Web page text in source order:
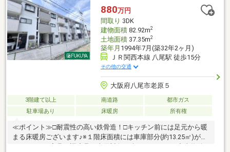
キホーテもあり、お買い物に最適♪衣料品店や子供用品店もあり、
飲食店が大きな通りにあります♪龍華図書館も徒歩７分で行けるの
で調べ物やお子様の絵本探しにいかがでしょうか☆
880万円
間取り 3DK
建物面積82.92m2
土地面積37.35m2
築年月 1994年7月(築32年2ヶ月)
ＪＲ関西本線 八尾駅 徒歩15分
その他の交通
大阪府八尾市老原５
3階建て以上 南道路
都市ガス
駐車場あり
床暖房 所有権
≪ポイント≫□耐震性の高い鉄骨造！□キッチン前には足元から暖
まる床暖房ございます♪※１階床面積には車庫部分(約13.25㎡)が含